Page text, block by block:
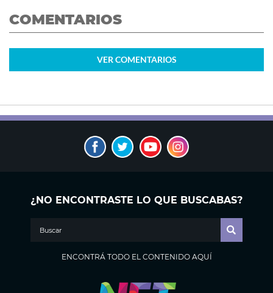
COMENTARIOS
VER COMENTARIOS
¿NO ENCONTRASTE LO QUE BUSCABAS?
ENCONTRÁ TODO EL CONTENIDO AQUÍ